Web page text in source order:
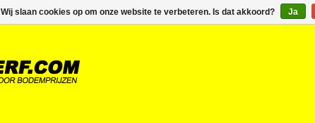
Inloggen Een account aanmaken Mijn winkelwagen €0,00
Wij slaan cookies op om onze website te verbeteren. Is dat akkoord? Ja